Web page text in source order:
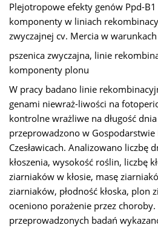
Plejotropowe efekty genów Ppd-
komponenty w liniach
zwyczajnej cv. Mercia w
pszenica zwyczajna, linie
komponenty plonu
W pracy badano linie
genami niewraż-liwości na
kontrolne wrażliwe na długość
przeprowadzono w
Czesławicach. Analizowano liczbę
kłoszenia, wysokość roślin, liczbę
ziarniaków w kłosie, masę
ziarniaków, płodność kłoska, plon
oceniono porażenie przez
przeprowadzonych badań